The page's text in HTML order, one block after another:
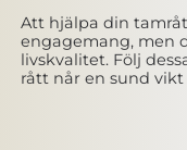
Att hjälpa din
engagemang, men
livskvalitet. Följ
rått når en sund